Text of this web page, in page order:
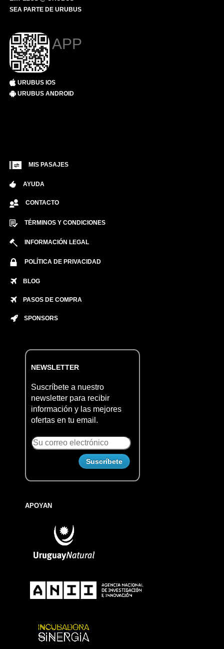
SEA PARTE DE URUBUS
APP
URUBUS IOS
URUBUS ANDROID
MIS PASAJES
AYUDA
CONTACTO
TÉRMINOS Y CONDICIONES
INFORMACIÓN LEGAL
POLÍTICA DE PRIVACIDAD
BLOG
PASOS DE COMPRA
SPONSORS
NEWSLETTER
Suscríbete a nuestro
newsletter para recibir
información y las mejores
ofertas en tu email.
APOYAN